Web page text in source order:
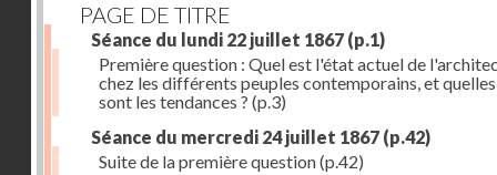
PAGE DE TITRE
Séance du lundi 22 juillet 1867 (p.1)
Première question : Quel est l'état actuel de
chez les différents peuples contemporains, et
sont les tendances ? (p.3)
Séance du mercredi 24 juillet 1867 (p.42)
Suite de la première question(p.42)